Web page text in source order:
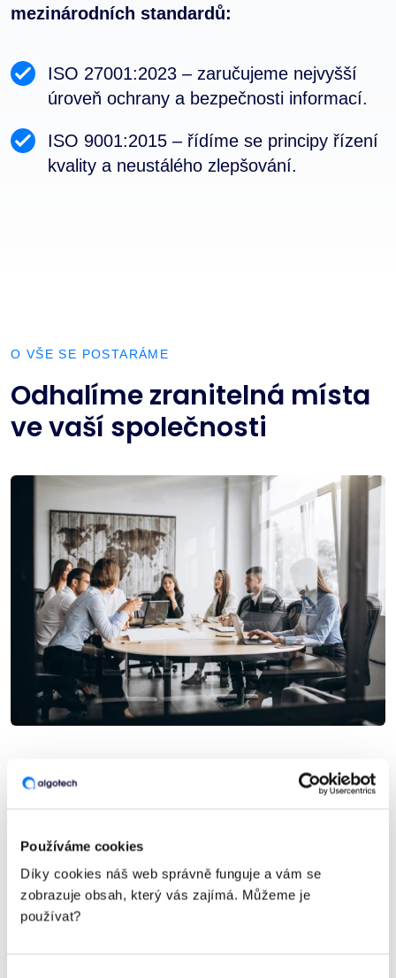
Používáme cookies
Díky cookies náš web správně funguje a vám se
zobrazuje obsah, který vás zajímá. Můžeme je
používat?
mezinárodních standardů:
ISO 27001:2023 – zaručujeme nejvyšší
úroveň ochrany a bezpečnosti informací.
ISO 9001:2015 – řídíme se principy řízení
kvality a neustálého zlepšování.
O VŠE SE POSTARÁME
Odhalíme zranitelná místa
ve vaší společnosti
Jak audit kybernetické bezpečnosti
Nejdřív provedeme analýzu
kybernetické
bezpečnosti – od technologií až po služby
a procesy ve firmě.